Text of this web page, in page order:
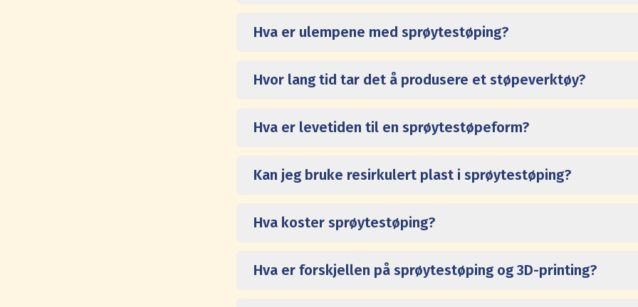
Hva er ulempene med sprøytestøping?
Hvor lang tid tar det å produsere et støpeverktøy?
Hva er levetiden til en sprøytestøpeform?
Kan jeg bruke resirkulert plast i sprøytestøping?
Hva koster sprøytestøping?
Hva er forskjellen på sprøytestøping og 3D-printing?